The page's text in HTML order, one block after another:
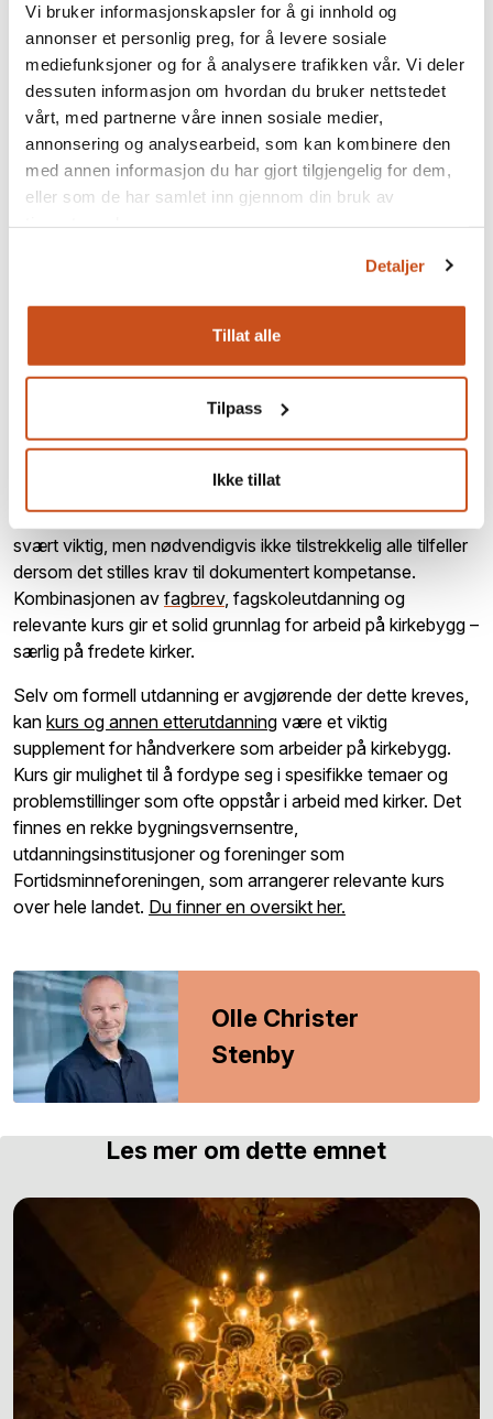
Vi bruker informasjonskapsler for å gi innhold og
annonser et personlig preg, for å levere sosiale
mediefunksjoner og for å analysere trafikken vår. Vi deler
dessuten informasjon om hvordan du bruker nettstedet
vårt, med partnerne våre innen sosiale medier,
annonsering og analysearbeid, som kan kombinere den
med annen informasjon du har gjort tilgjengelig for dem,
eller som de har samlet inn gjennom din bruk av
Detaljer
Tillat alle
Tilpass
Ikke tillat
omfattet av en bevaringsstrategi for kulturhistorisk
verdifulle kirker. Kirker som omfattes av denne
strategien kan søke midler til istandsettingsprosjekter.
Kompetansen hos de utførende som skal gjøre tiltak
er regulert gjennom Forskrift om tilskudd til
kulturhistorisk verdifulle kirkebygg. Her kan det også
stilles krav til bruk av lærlinger i enkelte prosjekter, ref:
§ 4-4 Krav til relevant kompetanse
Erfaring, utdanning og kompetanse i
samspill erfaring, formell utdanning og kontinuerlig
kompetanseutvikling. Lang erfaring som håndverker er
svært viktig, men nødvendigvis ikke tilstrekkelig alle tilfeller
dersom det stilles krav til dokumentert kompetanse.
Kombinasjonen av fagbrev, fagskoleutdanning og
relevante kurs gir et solid grunnlag for arbeid på kirkebygg –
særlig på fredete kirker.
Selv om formell utdanning er avgjørende der dette kreves,
kan kurs og annen etterutdanning være et viktig
supplement for håndverkere som arbeider på kirkebygg.
Kurs gir mulighet til å fordype seg i spesifikke temaer og
problemstillinger som ofte oppstår i arbeid med kirker. Det
finnes en rekke bygningsvernsentre,
utdanningsinstitusjoner og foreninger som
Fortidsminneforeningen, som arrangerer relevante kurs
over hele landet. Du finner en oversikt her.
Olle Christer
Stenby
Les mer om dette emnet